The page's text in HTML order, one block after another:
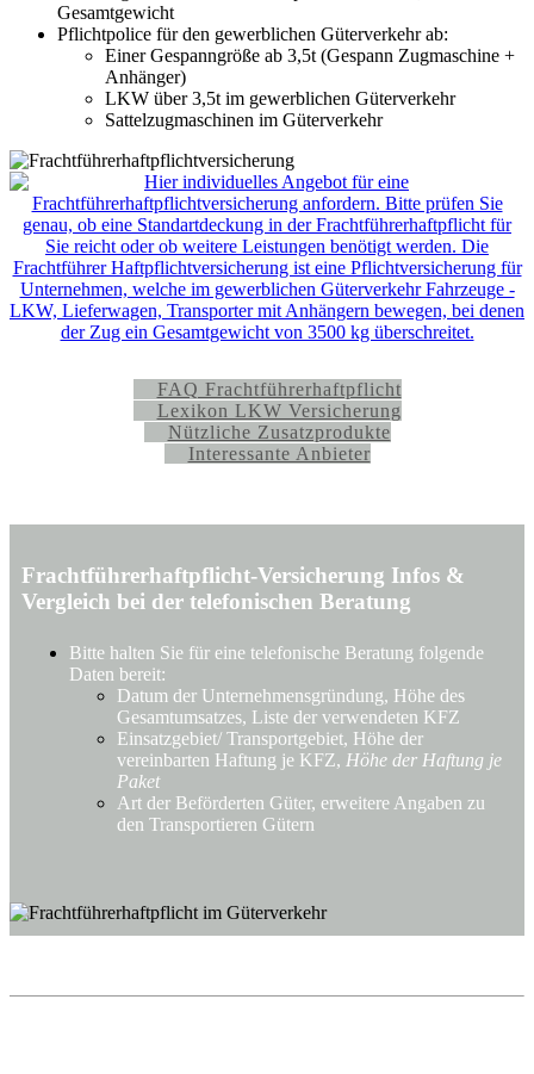
Gesamtgewicht
Pflichtpolice für den gewerblichen Güterverkehr ab:
Einer Gespanngröße ab 3,5t (Gespann Zugmaschine +
Anhänger)
LKW über 3,5t im gewerblichen Güterverkehr
Sattelzugmaschinen im Güterverkehr
FAQ Frachtführerhaftpflicht
Lexikon LKW Versicherung
Nützliche Zusatzprodukte
Interessante Anbieter
Frachtführerhaftpflicht-Versicherung Infos &
Vergleich bei der telefonischen Beratung
Bitte halten Sie für eine telefonische Beratung folgende
Daten bereit:
Datum der Unternehmensgründung, Höhe des
Gesamtumsatzes, Liste der verwendeten KFZ
Einsatzgebiet/ Transportgebiet, Höhe der
vereinbarten Haftung je KFZ, Höhe der Haftung je
Paket
Art der Beförderten Güter, erweitere Angaben zu
den Transportieren Gütern